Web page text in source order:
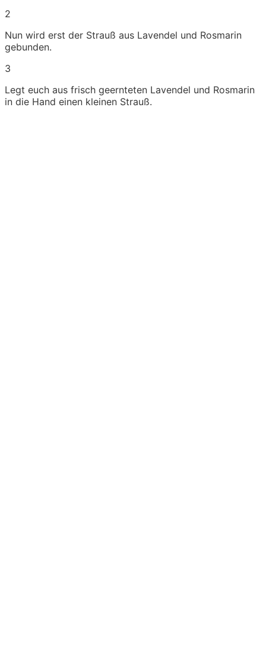
2
Nun wird erst der Strauß aus Lavendel und Rosmarin
gebunden.
3
Legt euch aus frisch geernteten Lavendel und Rosmarin
in die Hand einen kleinen Strauß.